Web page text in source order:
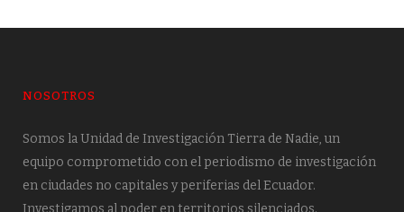
NOSOTROS
Somos la Unidad de Investigación Tierra de Nadie, un
equipo comprometido con el periodismo de investigación
en ciudades no capitales y periferias del Ecuador.
Investigamos al poder en territorios silenciados.